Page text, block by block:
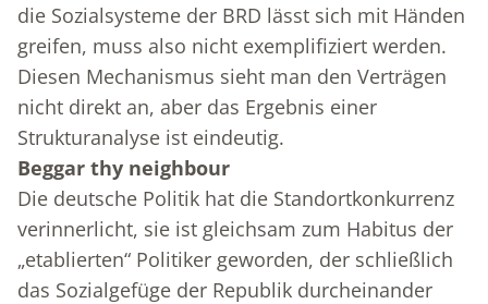
die Sozialsysteme der BRD lässt sich mit Händen
greifen, muss also nicht exemplifiziert werden.
Diesen Mechanismus sieht man den Verträgen
nicht direkt an, aber das Ergebnis einer
Strukturanalyse ist eindeutig.
Beggar thy neighbour
Die deutsche Politik hat die Standortkonkurrenz
verinnerlicht, sie ist gleichsam zum Habitus der
„etablierten“ Politiker geworden, der schließlich
das Sozialgefüge der Republik durcheinander